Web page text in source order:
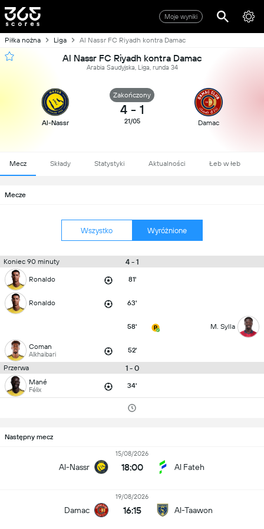
Moje wyniki
Piłka nożna Liga Al Nassr FC Riyadh kontra Damac
Al Nassr FC Riyadh kontra Damac
Arabia Saudyjska, Liga, runda 34
Al-Nassr
Zakończony
4 - 1
21/05 Damac
Mecz Składy Statystyki Aktualności Łeb w łeb
Mecze
Wszystko Wyróżnione
Koniec 90 minuty 4 - 1
Ronaldo 81'
Ronaldo 63'
58' M. Sylla
Coman
Alkhaibari 52'
Przerwa 1 - 0
Mané
Félix 34'
Następny mecz
Al-Nassr
15/08/2026
18:00 Al Fateh
Damac
19/08/2026
16:15 Al-Taawon